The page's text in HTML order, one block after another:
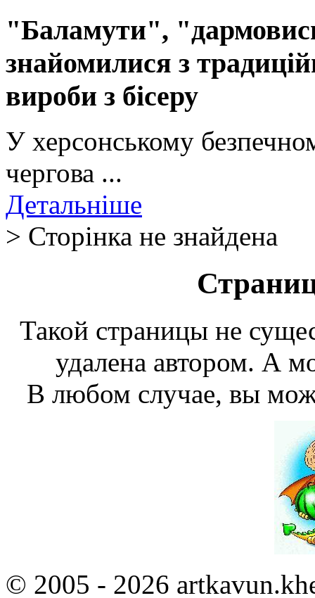
"Баламути",
знайомилися з
вироби з бісеру
У херсонському
чергова ...
Детальніше
> Сторінка не знайдена
Такой страницы не
удалена автором. А
В любом случае, вы
© 2005 - 2026